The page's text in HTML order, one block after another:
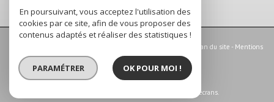
Plan du site - Mentions
légales-Nos honoraires-Partenaires -Admin-Politique RGPD
un seul site adaptable à tous les types d'écrans.
En poursuivant, vous acceptez l'utilisation des
cookies par ce site, afin de vous proposer des
contenus adaptés et réaliser des statistiques !
PARAMÉTRER OK POUR MOI !